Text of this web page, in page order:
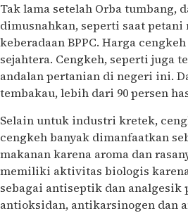
Tak lama setelah Orba tumbang,
dimusnahkan, seperti saat
keberadaan BPPC. Harga
sejahtera. Cengkeh, seperti juga
andalan pertanian di negeri ini.
tembakau, lebih dari 90 persen
Selain untuk industri kretek,
cengkeh banyak dimanfaatkan
makanan karena aroma dan
memiliki aktivitas biologis
sebagai antiseptik dan
antioksidan, antikarsinogen dan